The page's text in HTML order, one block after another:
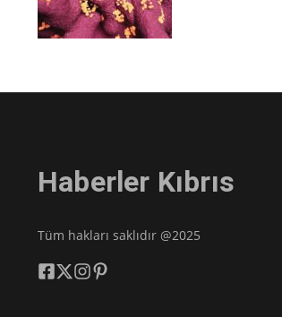
Haberler Kıbrıs
Tüm hakları saklıdır @2025